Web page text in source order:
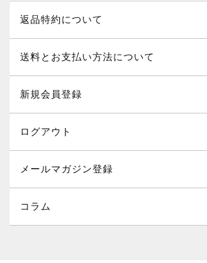
返品特約について
送料とお支払い方法について
新規会員登録
ログアウト
メールマガジン登録
コラム